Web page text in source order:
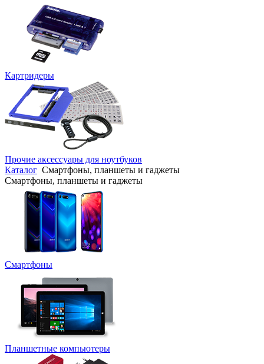
Картридеры
Прочие аксессуары для ноутбуков
Каталог Смартфоны, планшеты и гаджеты
Смартфоны, планшеты и гаджеты
Смартфоны
Планшетные компьютеры